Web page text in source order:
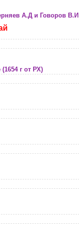
А.Д и Говоров В.И
г от РХ)